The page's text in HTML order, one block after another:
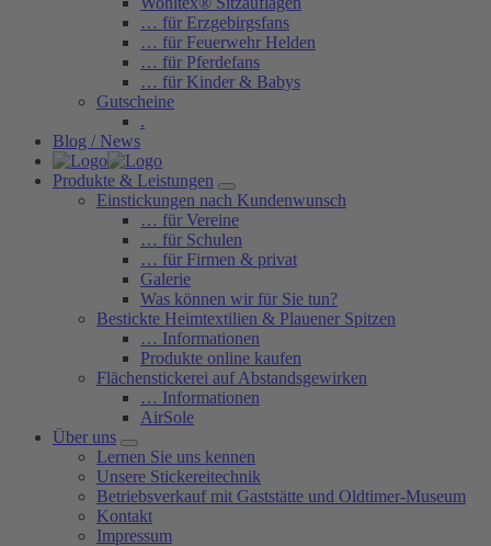
… für Erzgebirgsfans
… für Feuerwehr Helden
… für Pferdefans
… für Kinder & Babys
Gutscheine
.
Blog / News
Produkte & Leistungen
Einstickungen nach Kundenwunsch
… für Vereine
… für Schulen
… für Firmen & privat
Galerie
Was können wir für Sie tun?
Bestickte Heimtextilien & Plauener Spitzen
… Informationen
Produkte online kaufen
Flächenstickerei auf Abstandsgewirken
… Informationen
AirSole
Über uns
Lernen Sie uns kennen
Unsere Stickereitechnik
Betriebsverkauf mit Gaststätte und Oldtimer-Museum
Kontakt
Impressum